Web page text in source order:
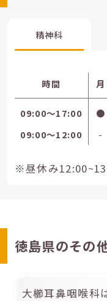
精神科
時間 月
09:00〜17:00 ●
09:00〜12:00
-
※昼休み
徳島県のその
大櫛耳鼻咽喉科